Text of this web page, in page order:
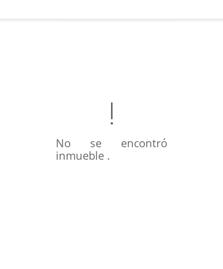
No se encontró
inmueble .